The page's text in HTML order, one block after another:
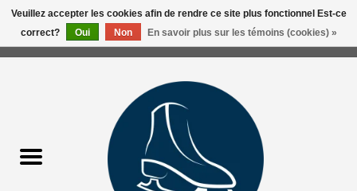
0 Articles - 0,00$CA
Liquidation/Clearance
Patins Usagés
Veuillez accepter les cookies afin de rendre ce site plus fonctionnel Est-ce
correct?
Oui Non En savoir plus sur les témoins (cookies) »